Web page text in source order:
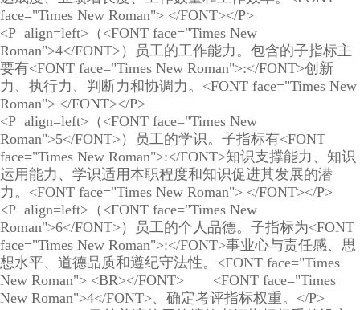
face="Times New Roman"> </FONT></P>
<P align=left>（<FONT face="Times New
Roman">4</FONT>）员工的工作能力。包含的子指标主
要有<FONT face="Times New Roman">:</FONT>创新
力、执行力、判断力和协调力。<FONT face="Times New
Roman"> </FONT></P>
<P align=left>（<FONT face="Times New
Roman">5</FONT>）员工的学识。子指标有<FONT
face="Times New Roman">:</FONT>知识支撑能力、知识
运用能力、学识适用本职程度和知识促进其发展的潜
力。<FONT face="Times New Roman"> </FONT></P>
<P align=left>（<FONT face="Times New
Roman">6</FONT>）员工的个人品德。子指标为<FONT
face="Times New Roman">:</FONT>事业心与责任感、思
想水平、道德品质和遵纪守法性。<FONT face="Times
New Roman"> <BR></FONT> <FONT face="Times
New Roman">4</FONT>、确定考评指标权重。</P>